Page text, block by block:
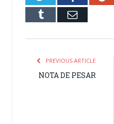
Tumblr Email
PREVIOUS ARTICLE
NOTA DE PESAR